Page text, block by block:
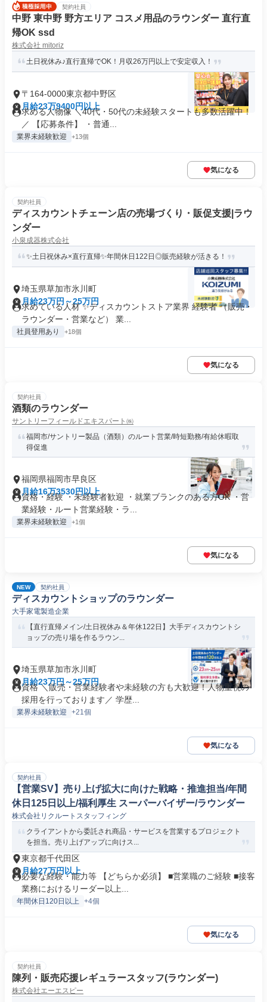
契約社員
中野 東中野 野方エリア コスメ用品のラウンダー 直行直
帰OK ssd
株式会社 mitoriz
土日祝休み♪直行直帰でOK！月収26万円以上で安定収入！
〒164-0000東京都中野区
月給23万9400円以上
求める人物像 ＼40代・50代の未経験スタートも多数活躍中！
／ 【応募条件】 ・普通...
業界未経験歓迎 +13個
気になる
契約社員
ディスカウントチェーン店の売場づくり・販促支援|ラウ
ンダー
小泉成器株式会社
✨土日祝休み×直行直帰✨年間休日122日◎販売経験が活きる！
埼玉県草加市氷川町
月給23万円～25万円
求めている人材 ✨ディスカウントストア業界 経験者 （販売・
ラウンダー・営業など） 業...
社員登用あり +18個
気になる
契約社員
酒類のラウンダー
サントリーフィールドエキスパート㈱
福岡市/サントリー製品（酒類）のルート営業/時短勤務/有給休暇取
得促進
福岡県福岡市早良区
月給16万3530円以上
資格・経験 ・未経験者歓迎 ・就業ブランクのある方OK ・営
業経験・ルート営業経験・ラ...
業界未経験歓迎 +1個
気になる
NEW 契約社員
ディスカウントショップのラウンダー
大手家電製造企業
【直行直帰メイン/土日祝休み＆年休122日】大手ディスカウントシ
ョップの売り場を作るラウン...
埼玉県草加市氷川町
月給23万円～25万円
資格 ＼販売・営業経験者や未経験の方も大歓迎！人物重視の
採用を行っております／ 学歴...
業界未経験歓迎 +21個
気になる
契約社員
【営業SV】売り上げ拡大に向けた戦略・推進担当/年間
休日125日以上/福利厚生 スーパーバイザー/ラウンダー
株式会社リクルートスタッフィング
クライアントから委託され商品・サービスを営業するプロジェクト
を担当。売り上げアップに向けス...
東京都千代田区
月給27万円以上
必要な経験・能力等 【どちらか必須】 ■営業職のご経験 ■接客
業務におけるリーダー以上...
年間休日120日以上 +4個
気になる
契約社員
陳列・販売応援レギュラースタッフ(ラウンダー)
株式会社エーエスピー